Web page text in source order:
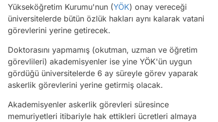
Yükseköğretim Kurumu'nun (YÖK) onay vereceği
üniversitelerde bütün özlük hakları aynı kalarak vatani
görevlerini yerine getirecek.
Doktorasını yapmamış (okutman, uzman ve öğretim
görevlileri) akademisyenler ise yine YÖK'ün uygun
gördüğü üniversitelerde 6 ay süreyle görev yaparak
askerlik görevlerini yerine getirmiş olacak.
Akademisyenler askerlik görevleri süresince
memuriyetleri itibariyle hak ettikleri ücretleri almaya